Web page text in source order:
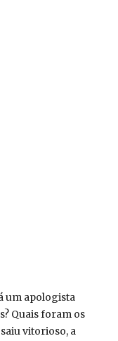
um apologista
Quais foram os
vitorioso, a